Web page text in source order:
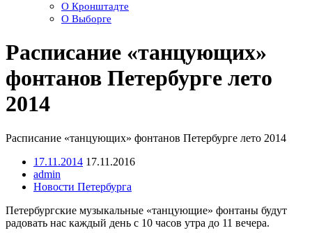
О Кронштадте
О Выборге
Расписание «танцующих»
фонтанов Петербурге лето
2014
Расписание «танцующих» фонтанов Петербурге лето 2014
17.11.2014 17.11.2016
admin
Новости Петербурга
Петербургские музыкальные «танцующие» фонтаны будут
радовать нас каждый день с 10 часов утра до 11 вечера.